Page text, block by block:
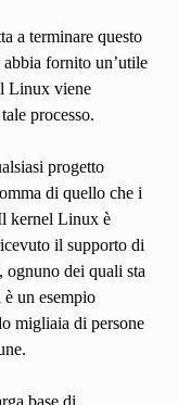
a terminare questo
fornito un’utile
Linux viene
processo.
progetto
di quello che i
kernel Linux è
il supporto di
dei quali sta
un esempio
migliaia di persone